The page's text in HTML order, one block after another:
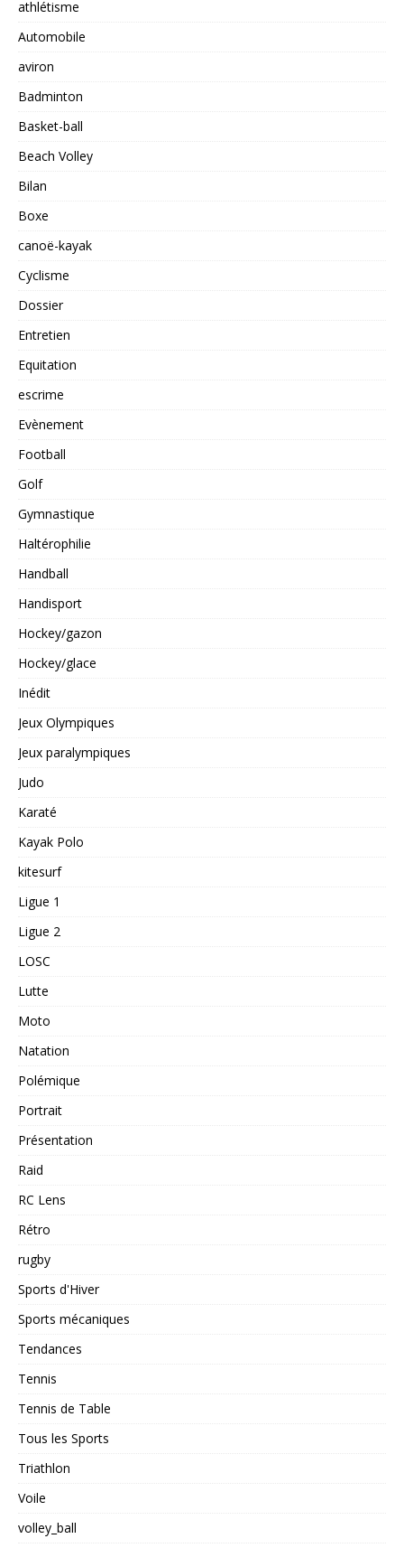
athlétisme
Automobile
aviron
Badminton
Basket-ball
Beach Volley
Bilan
Boxe
canoë-kayak
Cyclisme
Dossier
Entretien
Equitation
escrime
Evènement
Football
Golf
Gymnastique
Haltérophilie
Handball
Handisport
Hockey/gazon
Hockey/glace
Inédit
Jeux Olympiques
Jeux paralympiques
Judo
Karaté
Kayak Polo
kitesurf
Ligue 1
Ligue 2
LOSC
Lutte
Moto
Natation
Polémique
Portrait
Présentation
Raid
RC Lens
Rétro
rugby
Sports d'Hiver
Sports mécaniques
Tendances
Tennis
Tennis de Table
Tous les Sports
Triathlon
Voile
volley_ball